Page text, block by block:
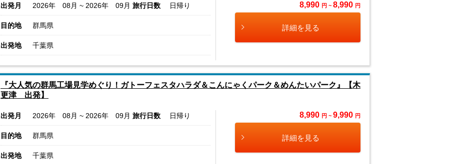
出発月 2026年 08月 ~ 2026年 09月 旅行日数 日帰り
目的地 群馬県
出発地 千葉県
8,990 円 ~ 8,990 円
詳細を見る
『大人気の群馬工場見学めぐり！ガトーフェスタハラダ＆こんにゃくパーク＆めんたいパーク』【木
更津 出発】
出発月 2026年 08月 ~ 2026年 09月 旅行日数 日帰り
目的地 群馬県
出発地 千葉県
8,990 円 ~ 9,990 円
詳細を見る